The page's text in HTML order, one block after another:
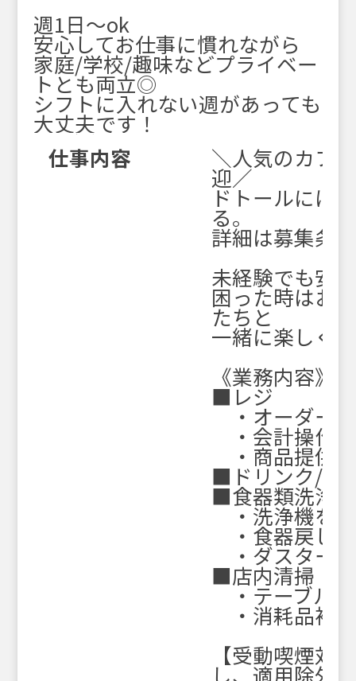
週1日～ok
安心してお仕事に慣れながら
家庭/学校/趣味などプライベー
トとも両立◎
シフトに入れない週があっても
大丈夫です！
仕事内容
＼人気のカフ
迎／
ドトールには[
る。
詳細は募集条
未経験でも安
困った時はお
たちと
一緒に楽しく
《業務内容》
■レジ
・オーダー
・会計操作
・商品提供
■ドリンク/フ
■食器類洗浄
・洗浄機を使
・食器戻し
・ダスター
■店内清掃
・テーブル
・消耗品補
【受動喫煙対
し、適用除外